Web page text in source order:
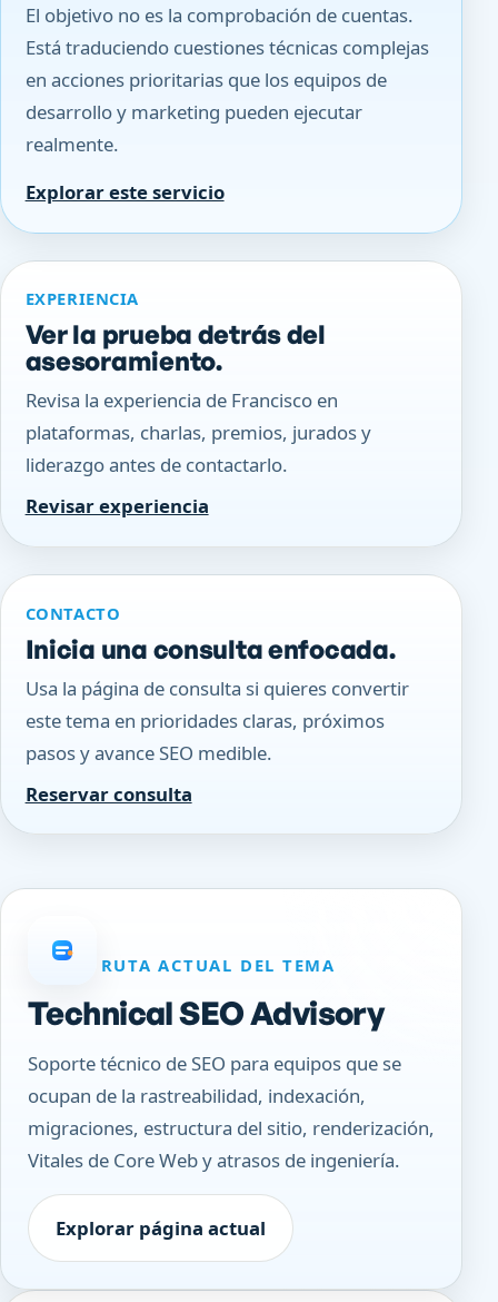
El objetivo no es la comprobación de cuentas.
Está traduciendo cuestiones técnicas complejas
en acciones prioritarias que los equipos de
desarrollo y marketing pueden ejecutar
realmente.
Explorar este servicio
EXPERIENCIA
Ver la prueba detrás del
asesoramiento.
Revisa la experiencia de Francisco en
plataformas, charlas, premios, jurados y
liderazgo antes de contactarlo.
Revisar experiencia
CONTACTO
Inicia una consulta enfocada.
Usa la página de consulta si quieres convertir
este tema en prioridades claras, próximos
pasos y avance SEO medible.
Reservar consulta
RUTA ACTUAL DEL TEMA
Technical SEO Advisory
Soporte técnico de SEO para equipos que se
ocupan de la rastreabilidad, indexación,
migraciones, estructura del sitio, renderización,
Vitales de Core Web y atrasos de ingeniería.
Explorar página actual